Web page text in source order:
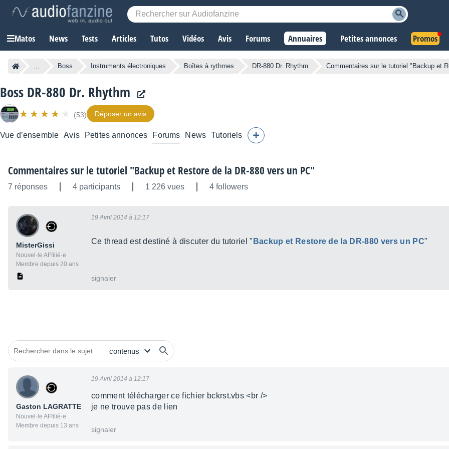
Matos News Tests Articles Tutos Vidéos Avis Forums Annuaires Petites annonces Promos
... Boss Instruments électroniques Boîtes à rythmes DR-880 Dr. Rhythm Commentaires sur le tutoriel "Backup et
Boss DR-880 Dr. Rhythm
(53) Déposer un avis
Vue d’ensemble Avis Petites annonces Forums News Tutoriels
Commentaires sur le tutoriel "Backup et Restore de la DR-880 vers un PC"
7 réponses 4 participants 1 226 vues 4 followers
MisterGissi
Nouvel·le AFfilié·e
Membre depuis 20 ans
19 Avril 2014 à 12:17
Ce thread est destiné à discuter du tutoriel " Backup et Restore de la DR-880 vers un PC"
signaler
Gaston LAGRATTE
Nouvel·le AFfilié·e
Membre depuis 13 ans
19 Avril 2014 à 12:17
comment télécharger ce fichier bckrst.vbs <br />
je ne trouve pas de lien
signaler